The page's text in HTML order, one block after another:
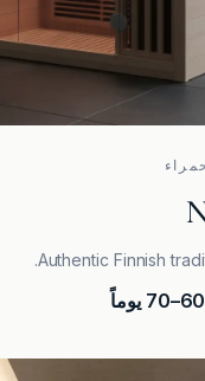
Authentic Finnish